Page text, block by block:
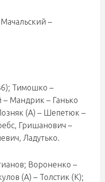
–
Тимошко –
– Мандрик – Ганько
(А) – Шепетюк –
Гришанович –
Ладутько.
Вороненко –
(А) – Толстик (К);